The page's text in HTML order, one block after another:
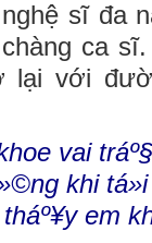
sĩ đa
ca
lại với